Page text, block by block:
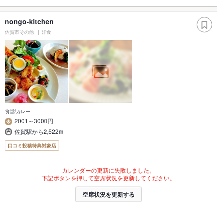
nongo-kitchen
佐賀市その他 洋食
食堂/カレー
2001～3000円
佐賀駅から2,522m
口コミ投稿特典対象店
カレンダーの更新に失敗しました。
下記ボタンを押して空席状況を更新してください。
空席状況を更新する